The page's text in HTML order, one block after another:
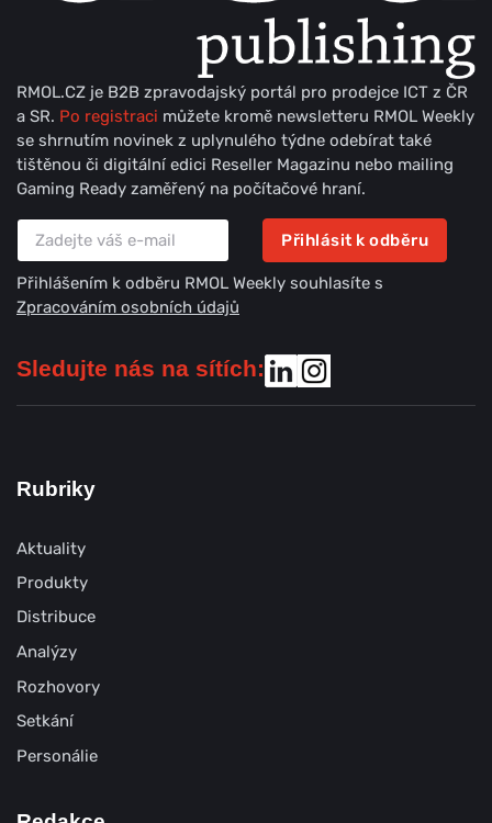
RMOL.CZ je B2B zpravodajský portál pro prodejce ICT z ČR
a SR. Po registraci můžete kromě newsletteru RMOL Weekly
se shrnutím novinek z uplynulého týdne odebírat také
tištěnou či digitální edici Reseller Magazinu nebo mailing
Gaming Ready zaměřený na počítačové hraní.
Přihlásit k odběru
Přihlášením k odběru RMOL Weekly souhlasíte s
Zpracováním osobních údajů
Sledujte nás na sítích:
Rubriky
Aktuality
Produkty
Distribuce
Analýzy
Rozhovory
Setkání
Personálie